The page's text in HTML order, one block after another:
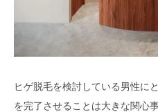
ヒゲ脱毛を検討している男性に
を完了させることは大きな関心事